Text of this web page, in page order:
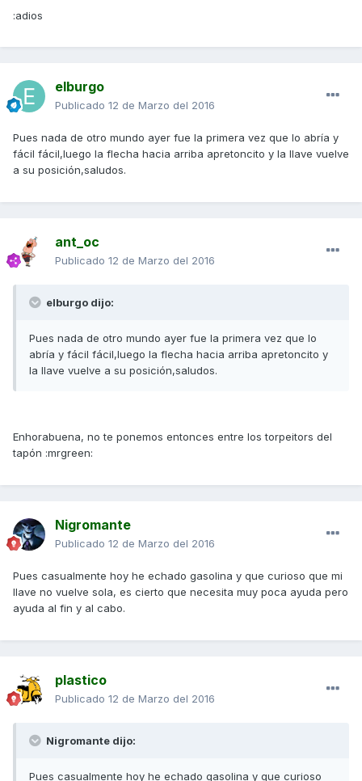
:adios
elburgo
Publicado 12 de Marzo del 2016
Pues nada de otro mundo ayer fue la primera vez que lo abría y
fácil fácil,luego la flecha hacia arriba apretoncito y la llave vuelve
a su posición,saludos.
ant_oc
Publicado 12 de Marzo del 2016
elburgo dijo:
Pues nada de otro mundo ayer fue la primera vez que lo
abría y fácil fácil,luego la flecha hacia arriba apretoncito y
la llave vuelve a su posición,saludos.
Enhorabuena, no te ponemos entonces entre los torpeitors del
tapón :mrgreen:
Nigromante
Publicado 12 de Marzo del 2016
Pues casualmente hoy he echado gasolina y que curioso que mi
llave no vuelve sola, es cierto que necesita muy poca ayuda pero
ayuda al fin y al cabo.
plastico
Publicado 12 de Marzo del 2016
Nigromante dijo:
Pues casualmente hoy he echado gasolina y que curioso